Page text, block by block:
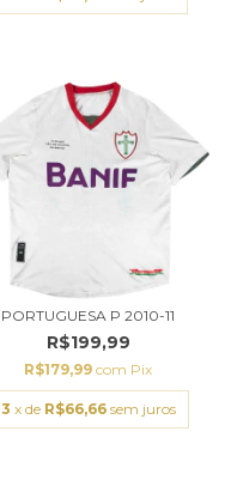
PORTUGUESA P 2010-11
R$199,99
R$179,99 com Pix
3 x de R$66,66 sem juros